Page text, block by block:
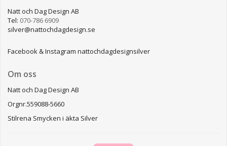
Natt och Dag Design AB
Tel: 070-786 6909
silver@nattochdagdesign.se
Facebook & Instagram nattochdagdesignsilver
Om oss
Natt och Dag Design AB
Orgnr.559088-5660
Stilrena Smycken i äkta Silver